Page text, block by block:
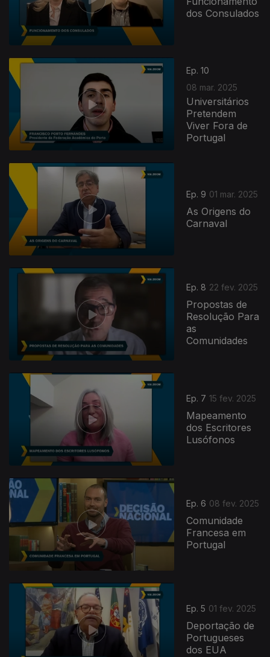
dos Consulados
Ep. 10
08 mar. 2025
Universitários
Pretendem
Viver Fora de
Portugal
Ep. 9 01 mar. 2025
As Origens do
Carnaval
Ep. 8 22 fev. 2025
Propostas de
Resolução Para
as
Comunidades
Ep. 7 15 fev. 2025
Mapeamento
dos Escritores
Lusófonos
Ep. 6 08 fev. 2025
Comunidade
Francesa em
Portugal
Ep. 5 01 fev. 2025
Deportação de
Portugueses
dos EUA
826903